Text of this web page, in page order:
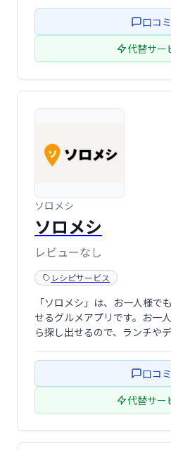
の楽しみを共有しませんか？
口コ
代替サー
ソロメシ
ソロメシ
レビューなし
レシピサービス
「ソロメシ」は、お一人様で
せるグルメアプリです。お一
ら探し出せるので、ランチや
に。
口コ
代替サー